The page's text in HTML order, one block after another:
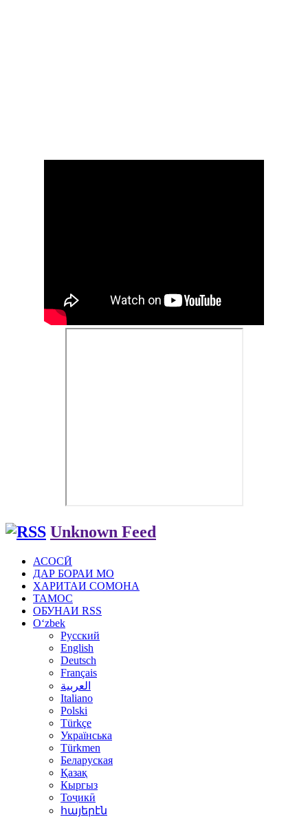
Unknown Feed
АСОСӢ
ДАР БОРАИ МО
ХАРИТАИ СОМОНА
ТАМОС
ОБУНАИ RSS
Oʻzbek
Русский
English
Deutsch
Français
العربية
Italiano
Polski
Türkçe
Українська
Türkmen
Беларуская
Қазақ
Кыргыз
Тоҷикӣ
հայերէն